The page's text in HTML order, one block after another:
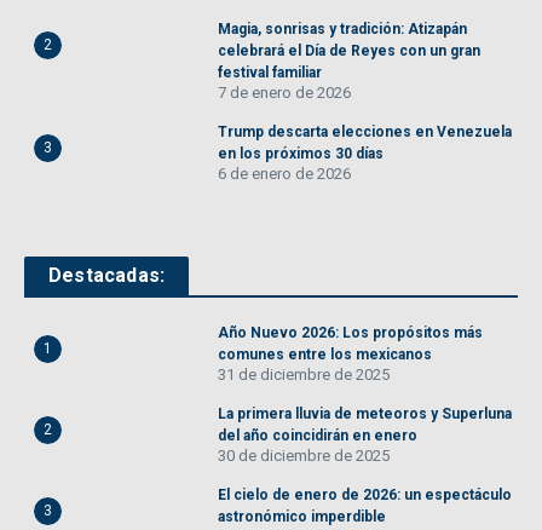
2
Magia, sonrisas y tradición: Atizapán
celebrará el Día de Reyes con un gran
festival familiar
7 de enero de 2026
3
Trump descarta elecciones en Venezuela
en los próximos 30 días
6 de enero de 2026
Destacadas:
1
Año Nuevo 2026: Los propósitos más
comunes entre los mexicanos
31 de diciembre de 2025
2
La primera lluvia de meteoros y Superluna
del año coincidirán en enero
30 de diciembre de 2025
3
El cielo de enero de 2026: un espectáculo
astronómico imperdible